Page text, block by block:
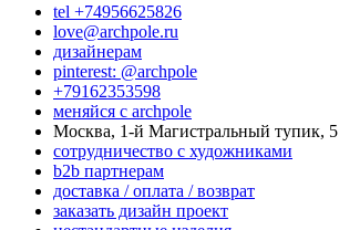
tel +74956625826
love@archpole.ru
дизайнерам
pinterest: @archpole
+79162353598
меняйся с аrchpole
Москва, 1-й Магистральный тупик, 5
cотрудничество с художниками
b2b партнерам
доставка / оплата / возврат
заказать дизайн проект